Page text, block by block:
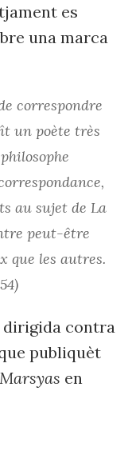
es
una marca
correspondre
un poète très
au sujet de La
peut-être
que les autres.
dirigida contra
publiquèt
Marsyas en